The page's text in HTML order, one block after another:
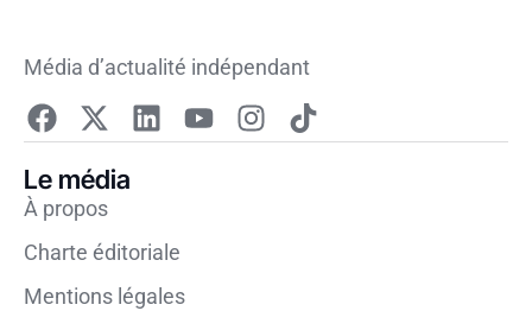
Média d’actualité indépendant
Le média
À propos
Charte éditoriale
Mentions légales